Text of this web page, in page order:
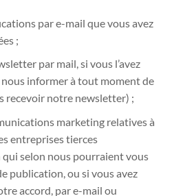
par e-mail que vous avez
;
par mail, si vous l’avez
informer à tout moment de
recevoir notre newsletter) ;
marketing relatives à
entreprises tierces
qui selon nous pourraient vous
publication, ou si vous avez
accord, par e-mail ou